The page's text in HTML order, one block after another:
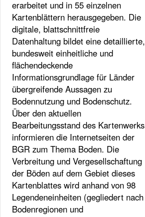
erarbeitet und in 55 einzelnen
Kartenblättern herausgegeben. Die
digitale, blattschnittfreie
Datenhaltung bildet eine detaillierte,
bundesweit einheitliche und
flächendeckende
Informationsgrundlage für Länder
übergreifende Aussagen zu
Bodennutzung und Bodenschutz.
Über den aktuellen
Bearbeitungsstand des Kartenwerks
informieren die Internetseiten der
BGR zum Thema Boden. Die
Verbreitung und Vergesellschaftung
der Böden auf dem Gebiet dieses
Kartenblattes wird anhand von 98
Legendeneinheiten (gegliedert nach
Bodenregionen und